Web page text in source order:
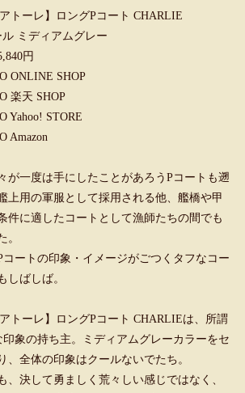
トーレ】ロングPコート CHARLIE
ル ミディアムグレー
円
ONLINE SHOP
楽天 SHOP
Yahoo! STORE
Amazon
が一度は手にしたことがあろうPコートも遡
上用の軍服として採用される他、艦橋や甲
件に適したコートとして漁師たちの間でも
。
ートの印象・イメージがごつくタフなコー
しばしば。
トーレ】ロングPコート CHARLIEは、所謂
象の持ち主。ミディアムグレーカラーをセ
、全体の印象はクールないでたち。
、決して勇ましく荒々しい感じではなく、